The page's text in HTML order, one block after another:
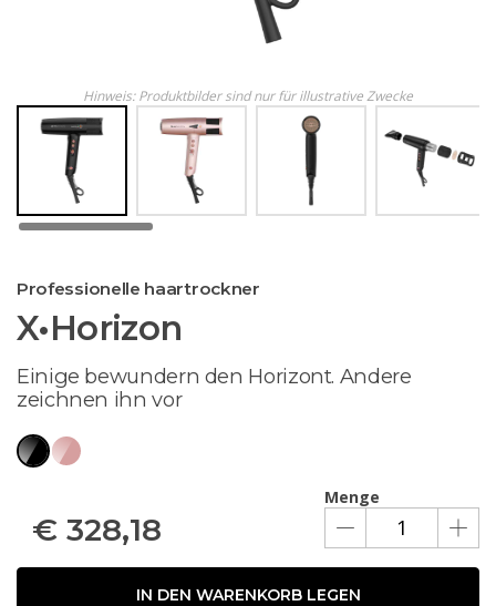
Hinweis: Produktbilder sind nur für illustrative Zwecke
Professionelle haartrockner
X•Horizon
Einige bewundern den Horizont. Andere
zeichnen ihn vor
Menge
€ 328,18
IN DEN WARENKORB LEGEN